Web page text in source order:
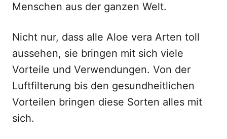
Menschen aus der ganzen Welt.
Nicht nur, dass alle Aloe vera Arten toll
aussehen, sie bringen mit sich viele
Vorteile und Verwendungen. Von der
Luftfilterung bis den gesundheitlichen
Vorteilen bringen diese Sorten alles mit
sich.